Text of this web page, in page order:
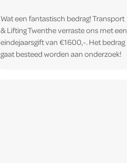
Wat een fantastisch bedrag! Transport
& Lifting Twenthe verraste ons met een
eindejaarsgift van €1600,-. Het bedrag
gaat besteed worden aan onderzoek!